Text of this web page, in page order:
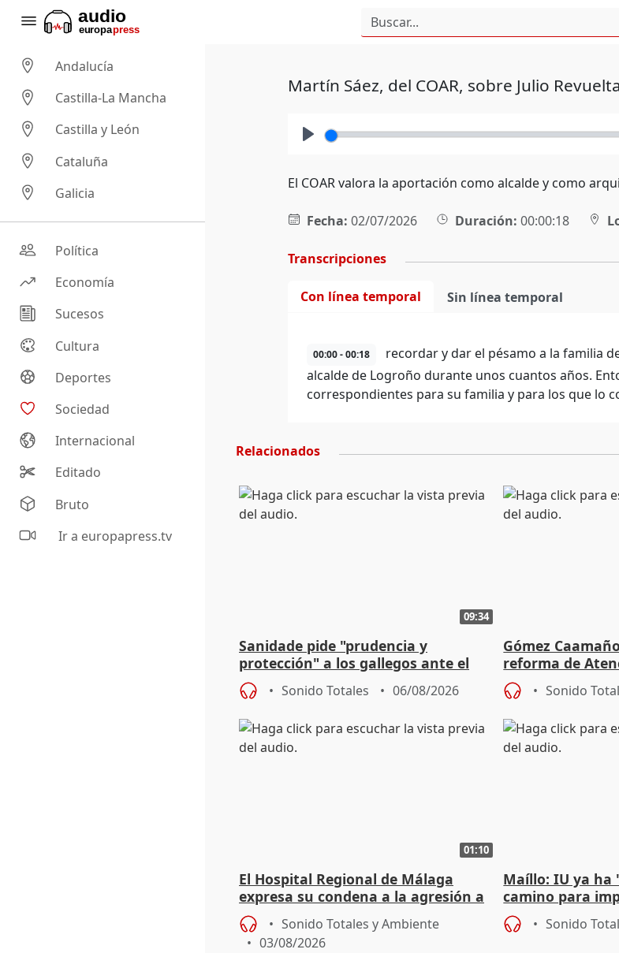
Andalucía
Castilla-La Mancha
Castilla y León
Cataluña
Galicia
Política
Economía
Sucesos
Cultura
Deportes
Sociedad
Internacional
Editado
Bruto
Ir a europapress.tv
Martín Sáez, del COAR, sobre Julio Revuelta
El COAR valora la aportación como alcalde y como
Fecha: 02/07/2026 Duración: 00:00:18
Transcripciones
Con línea temporal Sin línea temporal
00:00 - 00:18
recordar y dar el pésamo a la familia
alcalde de Logroño durante unos cuantos años.
correspondientes para su familia y para los que lo
Relacionados
09:34
Sanidade pide "prudencia y
protección" a los gallegos ante el
eclipse del 12 de agosto
Sonido Totales 06/08/2026
Gómez
reforma de
reforzará la
Sonido
01:10
El Hospital Regional de Málaga
expresa su condena a la agresión a
dos enfermeras de Urgencias
Sonido Totales y Ambiente
03/08/2026
Maíllo: IU ya ha
camino para
unitarios para
Sonido